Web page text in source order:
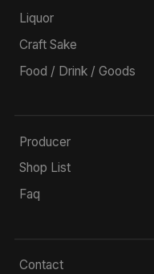
Liquor
Craft Sake
Food / Drink / Goods
Producer
Shop List
Faq
Contact